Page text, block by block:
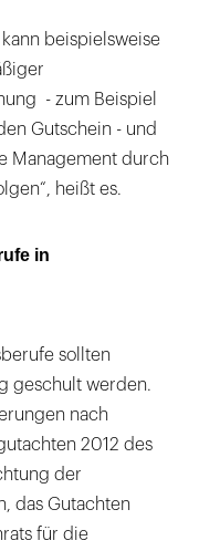
beispielsweise
- zum Beispiel
Gutschein - und
Management durch
heißt es.
in
sollten
geschult werden.
nach
2012 des
der
das Gutachten
für die